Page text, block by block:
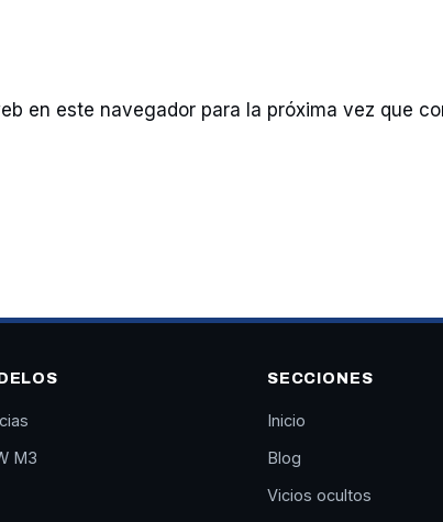
en este navegador para la próxima vez que
M3
SECCIONES
Inicio
Blog
Vicios ocultos